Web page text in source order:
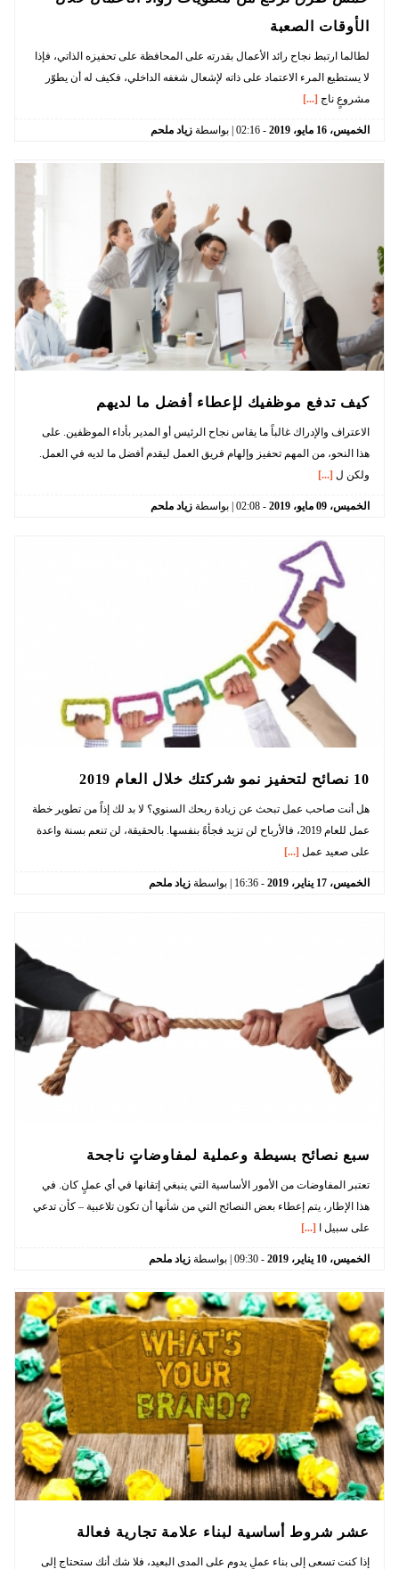
الأوقات الصعبة
لطالما ارتبط نجاح رائد الأعمال بقدرته على المحافظة على تحفيزه الذاتي، فإذا
لا يستطيع المرء الاعتماد على ذاته لإشعال شغفه الداخلي، فكيف له أن يطوّر
مشروعٍ ناج [...]
الخميس، 16 مايو، 2019
-
02:16 | بواسطة زياد ملحم
كيف تدفع موظفيك لإعطاء أفضل ما لديهم
الاعتراف والإدراك غالباً ما يقاس نجاح الرئيس أو المدير بأداء الموظفين. على
هذا النحو، من المهم تحفيز وإلهام فريق العمل ليقدم أفضل ما لديه في العمل.
ولكن ل [...]
الخميس، 09 مايو، 2019
-
02:08 | بواسطة زياد ملحم
10 نصائح لتحفيز نمو شركتك خلال العام 2019
هل أنت صاحب عمل تبحث عن زيادة ربحك السنوي؟ لا بد لك إذاً من تطوير خطة
عمل للعام 2019، فالأرباح لن تزيد فجأةً بنفسها. بالحقيقة، لن تنعم بسنة واعدة
على صعيد عمل [...]
الخميس، 17 يناير، 2019
-
16:36 | بواسطة زياد ملحم
سبع نصائح بسيطة وعملية لمفاوضاتٍ ناجحة
تعتبر المفاوضات من الأمور الأساسية التي ينبغي إتقانها في أي عملٍ كان. في
هذا الإطار، يتم إعطاء بعض النصائح التي من شأنها أن تكون تلاعبية – كأن تدعي
على سبيل ا
[...]
الخميس، 10 يناير، 2019
-
09:30 | بواسطة زياد ملحم
عشر شروط أساسية لبناء علامة تجارية فعالة
إذا كنت تسعى إلى بناء عملٍ يدوم على المدى البعيد، فلا شك أنك ستحتاج إلى